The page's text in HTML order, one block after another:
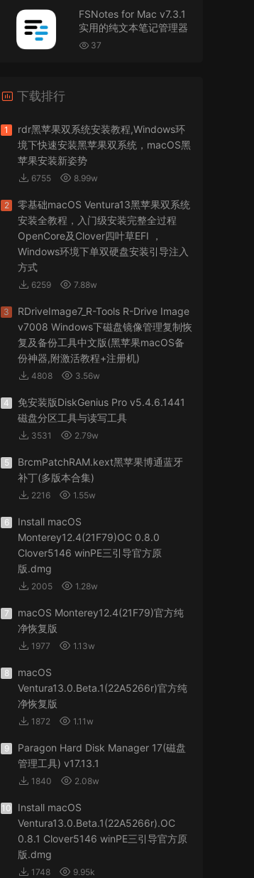
Tahoe 26官方原版系统Windows110环境下
VMware Workstation 17 Pro虚拟机黑苹果双系统
安装unlocker解锁补丁
怎么安装？
来源： PDFify for Mac v5.0 专业的PDF处理软件
imacos.top • 2026-07-19
来源： Adobe Photoshop 2026 for Mac v27.8.0
专业的图片处理软件
FSNotes for Mac v7.3.1
实用的纯文本笔记管理器
37
下载排行
1
rdr黑苹果双系统安装教程,Windows环
境下快速安装黑苹果双系统，macOS黑
苹果安装新姿势
6755 8.99w
2
零基础macOS Ventura13黑苹果双系统
安装全教程，入门级安装完整全过程
OpenCore及Clover四叶草EFI ，
Windows环境下单双硬盘安装引导注入
方式
6259 7.88w
3
RDriveImage7_R-Tools R-Drive Image
v7008 Windows下磁盘镜像管理复制恢
复及备份工具中文版(黑苹果macOS备
份神器,附激活教程+注册机)
4808 3.56w
4
免安装版DiskGenius Pro v5.4.6.1441
磁盘分区工具与读写工具
3531 2.79w
5
BrcmPatchRAM.kext黑苹果博通蓝牙
补丁(多版本合集)
2216 1.55w
6
Install macOS
Monterey12.4(21F79)OC 0.8.0
Clover5146 winPE三引导官方原
版.dmg
2005 1.28w
7
macOS Monterey12.4(21F79)官方纯
净恢复版
1977 1.13w
8
macOS
Ventura13.0.Beta.1(22A5266r)官方纯
净恢复版
1872 1.11w
9
Paragon Hard Disk Manager 17(磁盘
管理工具) v17.13.1
1840 2.08w
10
Install macOS
Ventura13.0.Beta.1(22A5266r).OC
0.8.1 Clover5146 winPE三引导官方原
版.dmg
1748 9.95k